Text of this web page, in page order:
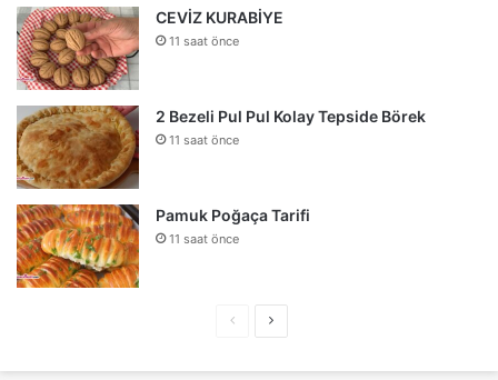
CEVİZ KURABİYE
11 saat önce
2 Bezeli Pul Pul Kolay Tepside Börek
11 saat önce
Pamuk Poğaça Tarifi
11 saat önce
ÖncekiSonraki